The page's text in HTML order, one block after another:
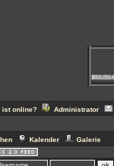
Herzlich
ist online? Administrator
Kalender
Galerie